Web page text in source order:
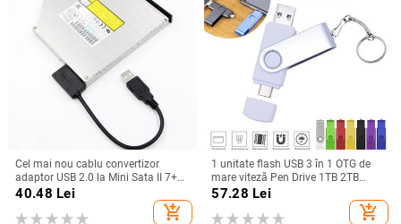
Cel mai nou cablu convertizor
adaptor USB 2.0 la Mini Sata II 7+6
13Pin pentru laptop DVD/CD ROM
40.48 Lei
add_shopping_cart
1 unitate flash USB 3 în 1 OTG de
mare viteză Pen Drive 1TB 2TB
Adaptor TYPE-C Cadouri Breloc
Micro USB Stick Stocare externă
57.28 Lei
add_shopping_cart